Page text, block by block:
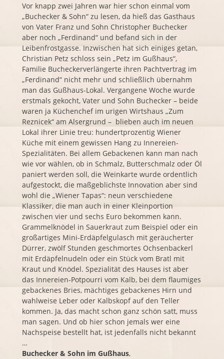
Vor knapp zwei Jahren war hier schon einmal vom
„Buchecker & Sohn“ zu lesen, da hieß das Gasthaus
von Vater Franz und Sohn Christopher Buchecker
aber noch „Ferdinand“ und befand sich in der
Leibenfrostgasse. Inzwischen hat sich einiges getan,
Christian Petz schloss sein „Petz im Gußhaus“,
Familie Bucheckerverlängerte ihren Pachtvertrag im
„Ferdinand“ nicht mehr und schließlich übernahm
man das Gußhaus-Lokal. Vergangene Woche wurde
erstmals gekocht, Vater und Sohn Buchecker – beide
waren ja Küchenchef im urigen Wirtshaus „Zum
Reznicek“ am Alsergrund – blieben auch im neuen
Lokal ihrer Linie treu: hundertprozentig Wiener
Küche mit einem gewissen Hang zu Innereien-
Spezialitäten. Bei allem Gebackenen kann man nach
wie vor wählen, ob in Schmalz, Butterschmalz oder Öl
paniert werden soll, die Weinkarte wurde ordentlich
aufgestockt, die maßgeblichste Innovation aber sind
wohl die „Wiener Tapas“: neun verschiedene
Klassiker, die man auch in einer Kleinportion
zwischen vier und sechs Euro bekommen kann.
Grammelknödel in Sauerkraut zum Beispiel oder ein
großartiges Mini-Erdäpfelgulasch mit geräucherter
Dürrer, zwölf Stunden geschmortes Ochsenbackerl
mit Erdäpfelnudeln oder ein Stück vom Bratl mit
Kraut und Knödel. Spezialität des Hauses ist aber
das Innereien-Potpourri vom Kalb, bei dem flaumiges
gebackenes Bries, mächtiges gebackenes Hirn und
wahlweise Leber oder Kalbskopf auf den Teller
kommen. Ja, das macht schon ganz schön satt, muss
man sagen. Und ob hier schon jemals wer eine
Nachspeise bestellt hat, ist jedenfalls nicht bekannt
…
Buchecker & Sohn im Gußhaus,